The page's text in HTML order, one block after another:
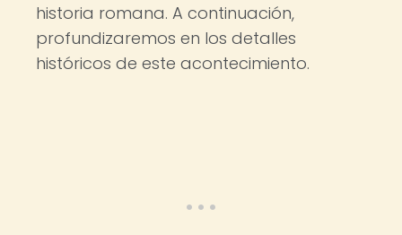
historia romana. A continuación,
profundizaremos en los detalles
históricos de este acontecimiento.